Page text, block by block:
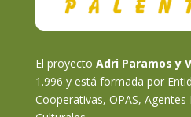
El proyecto Adri Paramos y
1.996 y está formada por
Cooperativas, OPAS,